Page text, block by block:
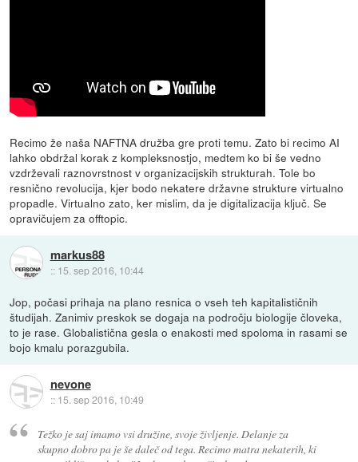
Recimo že naša NAFTNA družba gre proti temu. Zato bi recimo AI
lahko obdržal korak z kompleksnostjo, medtem ko bi še vedno
vzdrževali raznovrstnost v organizacijskih strukturah. Tole bo
resnično revolucija, kjer bodo nekatere državne strukture virtualno
propadle. Virtualno zato, ker mislim, da je digitalizacija ključ. Se
opravičujem za offtopic.
markus88
:: 15. sep 2016, 10:44
Jop, počasi prihaja na plano resnica o vseh teh kapitalističnih
študijah. Zanimiv preskok se dogaja na področju biologije človeka,
to je rase. Globalistična gesla o enakosti med spoloma in rasami se
bojo kmalu porazgubila.
nevone
:: 15. sep 2016, 10:49
Težko je saj imamo vsi družine, svoje življenje. Delanje za
skupno dobro pa je še daleč od tega. Recimo matra nekaterih, ki